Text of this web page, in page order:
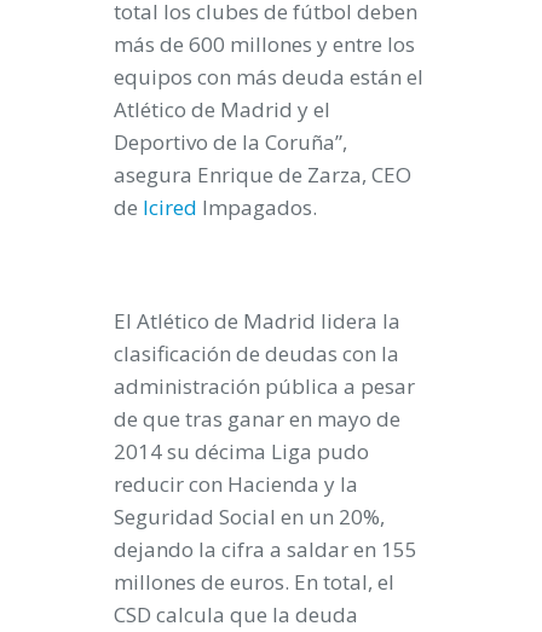
total los clubes de fútbol deben
más de 600 millones y entre los
equipos con más deuda están el
Atlético de Madrid y el
Deportivo de la Coruña”,
asegura Enrique de Zarza, CEO
de Icired Impagados.
El Atlético de Madrid lidera la
clasificación de deudas con la
administración pública a pesar
de que tras ganar en mayo de
2014 su décima Liga pudo
reducir con Hacienda y la
Seguridad Social en un 20%,
dejando la cifra a saldar en 155
millones de euros. En total, el
CSD calcula que la deuda